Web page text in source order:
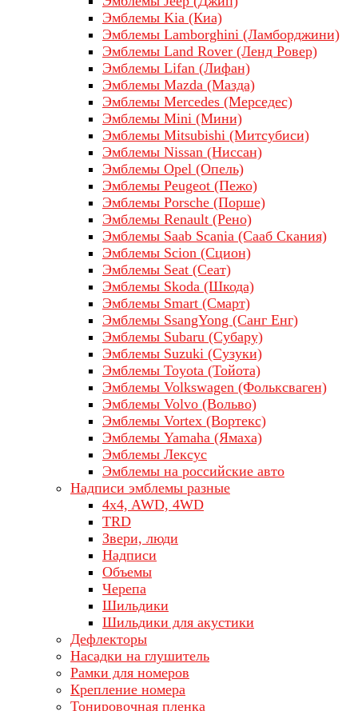
Эмблемы Kia (Киа)
Эмблемы Lamborghini (Ламборджини)
Эмблемы Land Rover (Ленд Ровер)
Эмблемы Lifan (Лифан)
Эмблемы Mazda (Мазда)
Эмблемы Mercedes (Мерседес)
Эмблемы Mini (Мини)
Эмблемы Mitsubishi (Митсубиси)
Эмблемы Nissan (Ниссан)
Эмблемы Opel (Опель)
Эмблемы Peugeot (Пежо)
Эмблемы Porsche (Порше)
Эмблемы Renault (Рено)
Эмблемы Saab Scania (Сааб Скания)
Эмблемы Scion (Сцион)
Эмблемы Seat (Сеат)
Эмблемы Skoda (Шкода)
Эмблемы Smart (Смарт)
Эмблемы SsangYong (Санг Енг)
Эмблемы Subaru (Субару)
Эмблемы Suzuki (Сузуки)
Эмблемы Toyota (Тойота)
Эмблемы Volkswagen (Фольксваген)
Эмблемы Volvo (Вольво)
Эмблемы Vortex (Вортекс)
Эмблемы Yamaha (Ямаха)
Эмблемы Лексус
Эмблемы на российские авто
Надписи эмблемы разные
4x4, AWD, 4WD
TRD
Звери, люди
Надписи
Объемы
Черепа
Шильдики
Шильдики для акустики
Дефлекторы
Насадки на глушитель
Рамки для номеров
Крепление номера
Тонировочная пленка